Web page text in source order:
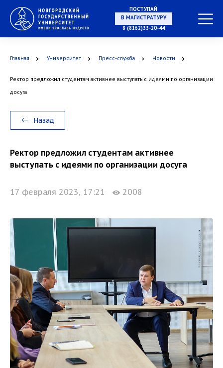
ПОСТУПАЙ
В МАГИСТРАТУРУ
8 (8162)33-20-44
Главная Университет Пресс-служба Новости
Ректор предложил студентам активнее выступать с идеями по организации
досуга
Назад
Ректор предложил студентам активнее
выступать с идеями по организации досуга
17 февраля 2023, 17:21 2008